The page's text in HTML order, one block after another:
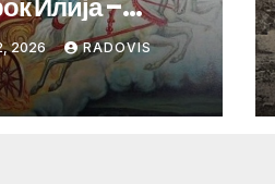
2026 RADOVIS